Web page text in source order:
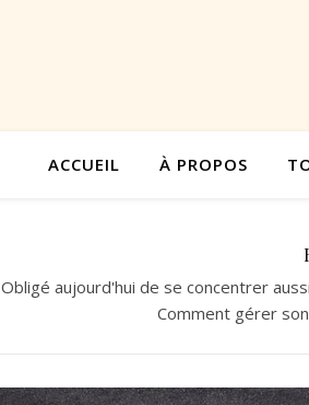
ACCUEIL À PROPOS
Obligé aujourd'hui de se concentrer
Comment gérer